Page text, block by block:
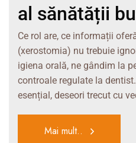
al sănătății
Ce rol are, ce informații
(xerostomia) nu trebuie
igiena orală, ne gândim la
controale regulate la
esențial, deseori trecut cu
Mai mult..